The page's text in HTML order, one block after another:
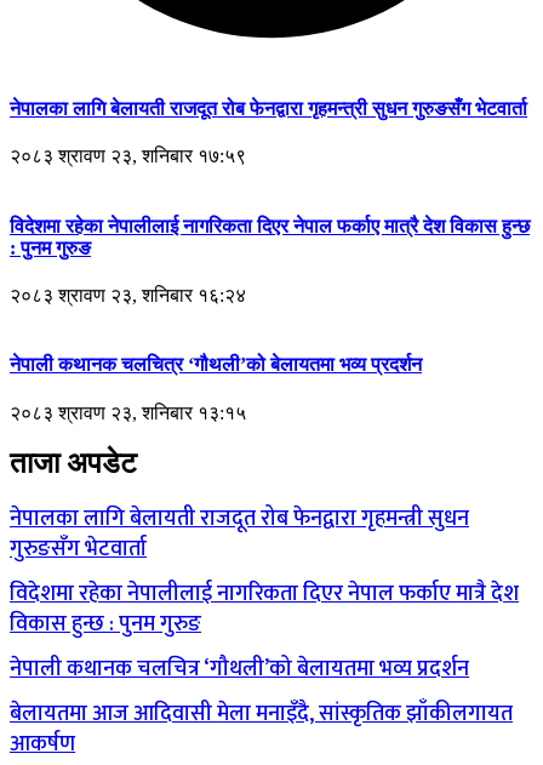
नेपालका लागि बेलायती राजदूत रोब फेनद्वारा गृहमन्त्री सुधन गुरुङसँग भेटवार्ता
२०८३ श्रावण २३, शनिबार १७:५९
विदेशमा रहेका नेपालीलाई नागरिकता दिएर नेपाल फर्काए मात्रै देश विकास हुन्छ
: पुनम गुरुङ
२०८३ श्रावण २३, शनिबार १६:२४
नेपाली कथानक चलचित्र ‘गौथली’को बेलायतमा भव्य प्रदर्शन
२०८३ श्रावण २३, शनिबार १३:१५
ताजा अपडेट
नेपालका लागि बेलायती राजदूत रोब फेनद्वारा गृहमन्त्री सुधन
गुरुङसँग भेटवार्ता
विदेशमा रहेका नेपालीलाई नागरिकता दिएर नेपाल फर्काए मात्रै देश
विकास हुन्छ : पुनम गुरुङ
नेपाली कथानक चलचित्र ‘गौथली’को बेलायतमा भव्य प्रदर्शन
बेलायतमा आज आदिवासी मेला मनाइँदै, सांस्कृतिक झाँकीलगायत
आकर्षण